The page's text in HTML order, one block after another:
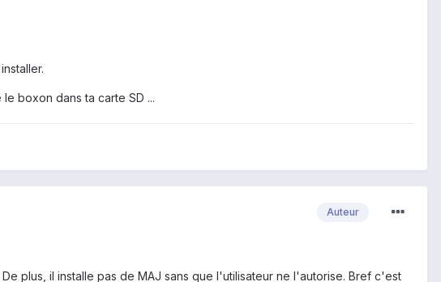
boxon dans ta carte SD ...
Auteur
plus, il installe pas de MAJ sans que l'utilisateur ne l'autorise. Bref c'est